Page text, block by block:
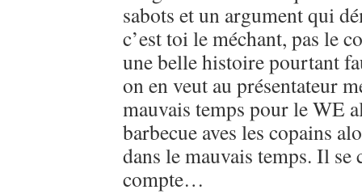
sabots et un argument qui
c’est toi le méchant, pas le
une belle histoire pourtant
on en veut au présentateur
mauvais temps pour le WE
barbecue aves les copains
dans le mauvais temps. Il se
compte…